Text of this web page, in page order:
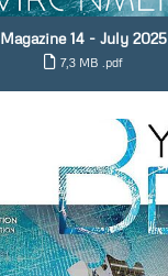
Magazine 14 - July 2025
7,3 MB .pdf